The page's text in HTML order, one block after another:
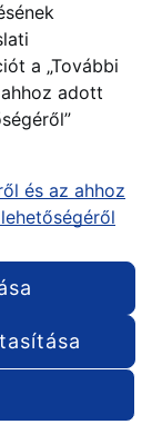
a „További
adott
és az ahhoz